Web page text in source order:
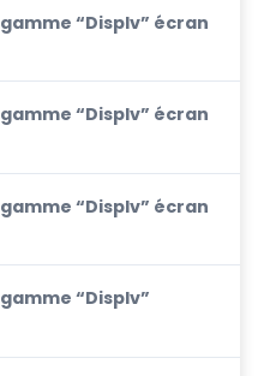
“Displv” écran
“Displv” écran
“Displv” écran
“Displv”